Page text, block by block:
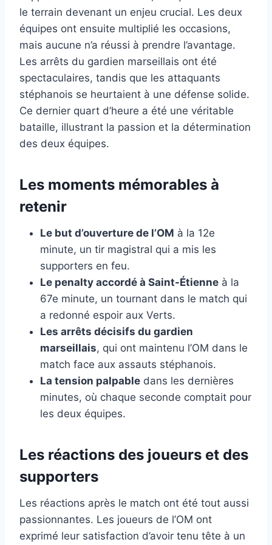
le terrain devenant un enjeu crucial. Les deux
équipes ont ensuite multiplié les occasions,
mais aucune n’a réussi à prendre l’avantage.
Les arrêts du gardien marseillais ont été
spectaculaires, tandis que les attaquants
stéphanois se heurtaient à une défense solide.
Ce dernier quart d’heure a été une véritable
bataille, illustrant la passion et la détermination
des deux équipes.
Les moments mémorables à
retenir
Le but d’ouverture de l’OM à la 12e
minute, un tir magistral qui a mis les
supporters en feu.
Le penalty accordé à Saint-Étienne à la
67e minute, un tournant dans le match qui
a redonné espoir aux Verts.
Les arrêts décisifs du gardien
marseillais, qui ont maintenu l’OM dans le
match face aux assauts stéphanois.
La tension palpable dans les dernières
minutes, où chaque seconde comptait pour
les deux équipes.
Les réactions des joueurs et des
supporters
Les réactions après le match ont été tout aussi
passionnantes. Les joueurs de l’OM ont
exprimé leur satisfaction d’avoir tenu tête à un